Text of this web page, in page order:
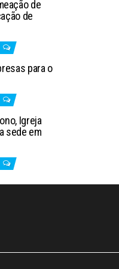
de
de
para o
Igreja
sede em